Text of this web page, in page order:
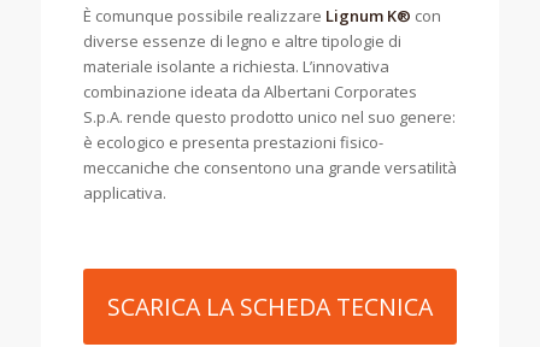
È comunque possibile realizzare Lignum K® con
diverse essenze di legno e altre tipologie di
materiale isolante a richiesta. L’innovativa
combinazione ideata da Albertani Corporates
S.p.A. rende questo prodotto unico nel suo genere:
è ecologico e presenta prestazioni fisico-
meccaniche che consentono una grande versatilità
applicativa.
SCARICA LA SCHEDA TECNICA